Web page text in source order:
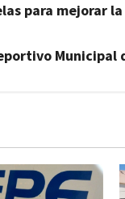
para mejorar
Municipal